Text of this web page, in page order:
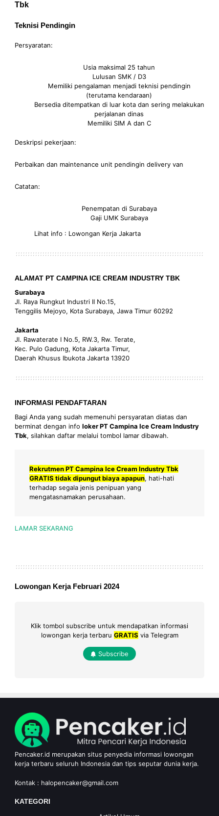
Tbk
Teknisi Pendingin
Persyaratan:
Usia maksimal 25 tahun
Lulusan SMK / D3
Memiliki pengalaman menjadi teknisi pendingin
(terutama kendaraan)
Bersedia ditempatkan di luar kota dan sering melakukan
perjalanan dinas
Memiliki SIM A dan C
Deskripsi pekerjaan:
Perbaikan dan maintenance unit pendingin delivery van
Catatan:
Penempatan di Surabaya
Gaji UMK Surabaya
Lihat info : Lowongan Kerja Jakarta
ALAMAT PT CAMPINA ICE CREAM INDUSTRY TBK
Surabaya
Jl. Raya Rungkut Industri II No.15,
Tenggilis Mejoyo, Kota Surabaya, Jawa Timur 60292
Jakarta
Jl. Rawaterate I No.5, RW.3, Rw. Terate,
Kec. Pulo Gadung, Kota Jakarta Timur,
Daerah Khusus Ibukota Jakarta 13920
INFORMASI PENDAFTARAN
Bagi Anda yang sudah memenuhi persyaratan diatas dan
berminat dengan info loker PT Campina Ice Cream Industry
Tbk, silahkan daftar melalui tombol lamar dibawah.
Rekrutmen PT Campina Ice Cream Industry Tbk
GRATIS tidak dipungut biaya apapun, hati-hati
terhadap segala jenis penipuan yang
mengatasnamakan perusahaan.
LAMAR SEKARANG
Lowongan Kerja Februari 2024
Klik tombol subscribe untuk mendapatkan informasi
lowongan kerja terbaru GRATIS via Telegram
Subscribe
Pencaker.id merupakan situs penyedia informasi lowongan
kerja terbaru seluruh Indonesia dan tips seputar dunia kerja.
Kontak : halopencaker@gmail.com
KATEGORI